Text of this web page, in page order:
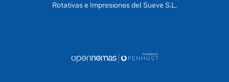
Rotativas e Impresiones del Sueve S.L.